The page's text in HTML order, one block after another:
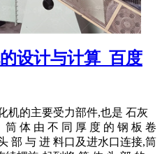
设计与计算_百度
机的主要受力部件,也是 石灰
体 由 不 同 厚 度 的 钢 板 卷
部 与 进 料口及进水口连接,筒